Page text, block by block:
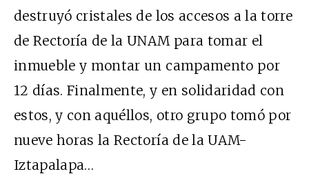
destruyó cristales de los accesos a la torre
de Rectoría de la UNAM para tomar el
inmueble y montar un campamento por
12 días. Finalmente, y en solidaridad con
estos, y con aquéllos, otro grupo tomó por
nueve horas la Rectoría de la UAM-
Iztapalapa…